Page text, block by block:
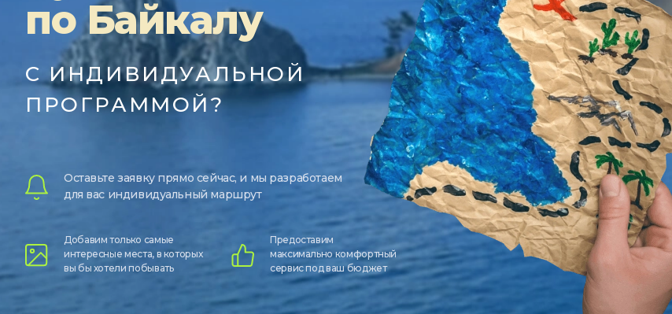
по Байкалу
С ИНДИВИДУАЛЬНОЙ
ПРОГРАММОЙ?
Оставьте заявку прямо сейчас, и мы разработаем
для вас индивидуальный маршрут
Добавим только самые
интересные места, в которых
вы бы хотели побывать
Предоставим
максимально комфортный
сервис под ваш бюджет